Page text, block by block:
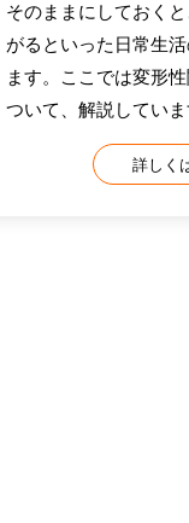
そのままにしておく
がるといった日常生
ます。ここでは変形
ついて、解説していま
詳しく